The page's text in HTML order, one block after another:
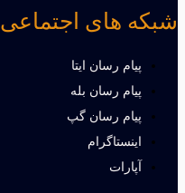
شبکه های اجتماعی
پیام رسان ایتا
پیام رسان بله
پیام رسان گپ
اینستاگرام
آپارات